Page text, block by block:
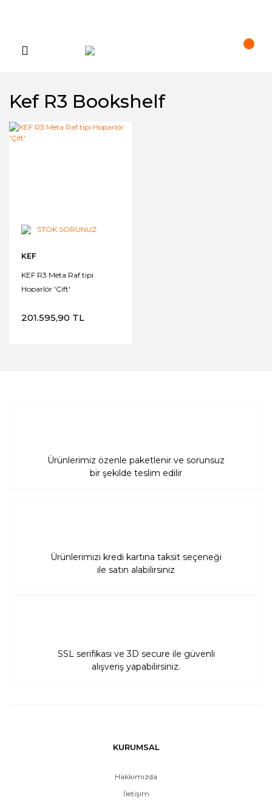
Kef R3 Bookshelf
STOK SORUNUZ
KEF
KEF R3 Meta Raf tipi
Hoparlör 'Çift'
201.595,90 TL
Ürünlerimiz özenle paketlenir ve sorunsuz
bir şekilde teslim edilir
Ürünlerimizi kredi kartına taksit seçeneği
ile satın alabilirsiniz
SSL serifikası ve 3D secure ile güvenli
alışveriş yapabilirsiniz.
KURUMSAL
Hakkımızda
İletişim